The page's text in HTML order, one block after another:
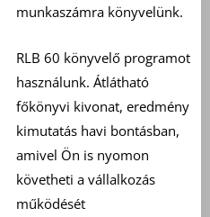
munkaszámra könyvelünk.
RLB 60 könyvelő programot
használunk. Átlátható
főkönyvi kivonat, eredmény
kimutatás havi bontásban,
amivel Ön is nyomon
követheti a vállalkozás
működését